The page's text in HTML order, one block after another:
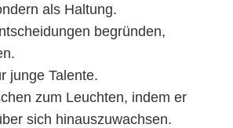
als Haltung.
begründen,
junge Talente.
zum Leuchten, indem er
sich hinauszuwachsen.